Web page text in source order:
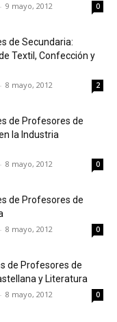
- 9 mayo, 2012 0
de Secundaria:
Textil, Confección y
- 8 mayo, 2012 2
de Profesores de
la Industria
- 8 mayo, 2012 0
de Profesores de
- 8 mayo, 2012 0
de Profesores de
y Literatura
- 8 mayo, 2012 0